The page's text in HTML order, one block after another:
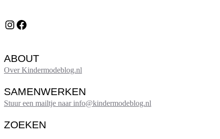
Instagram Facebook
ABOUT
Over Kindermodeblog.nl
SAMENWERKEN
Stuur een mailtje naar info@kindermodeblog.nl
ZOEKEN